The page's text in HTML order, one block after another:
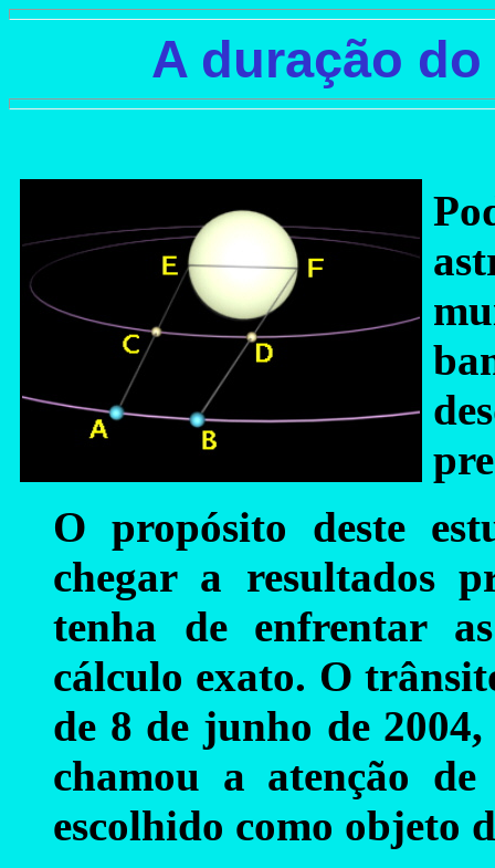
A duração
O propósito deste
chegar a resultados
tenha de enfrentar
cálculo exato. O
de 8 de junho de
chamou a atenção
escolhido como objeto